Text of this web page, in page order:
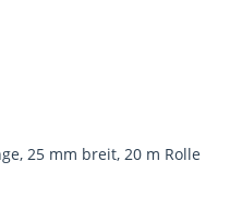
25 mm breit, 20 m Rolle